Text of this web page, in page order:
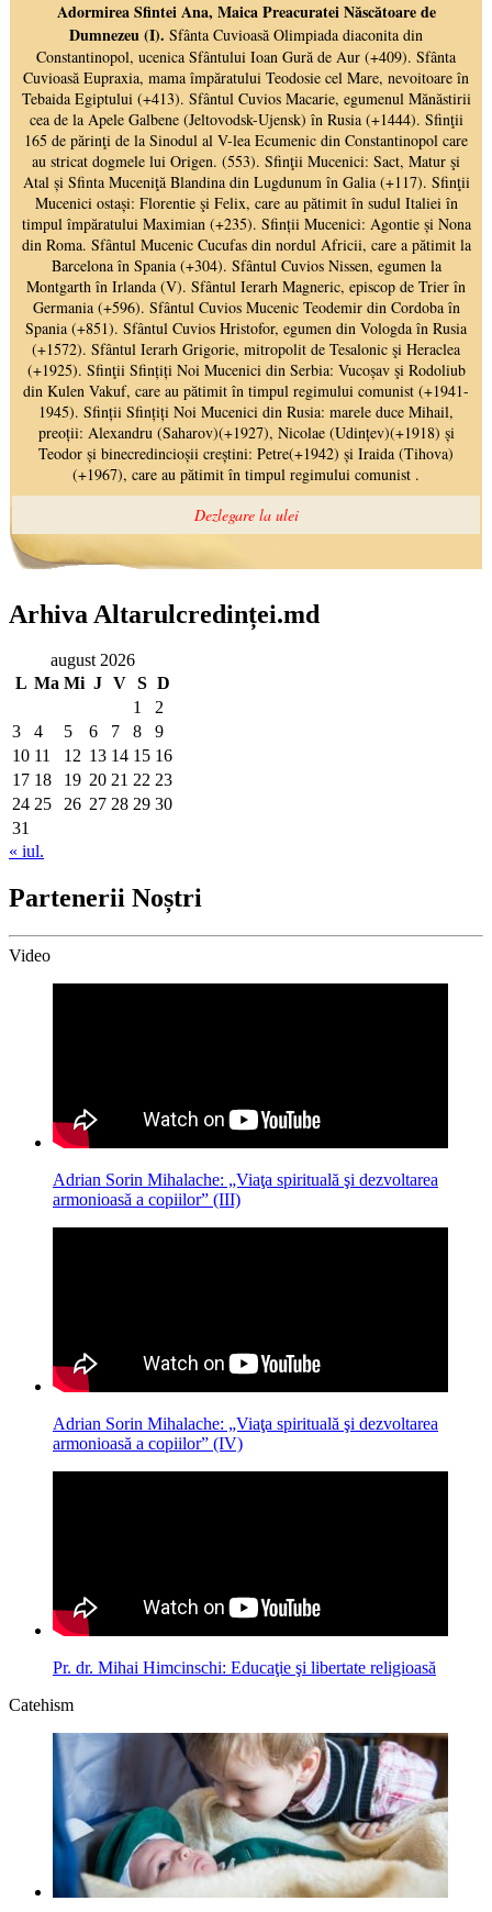
Arhiva Altarulcredinței.md
august 2026
L Ma Mi J V S D
1
2
3
4 5 6 7 8
9
10 11 12 13 14 15 16
17 18 19 20 21 22 23
24 25 26 27 28 29 30
31
« iul.
Partenerii Noștri
Video
Adrian Sorin Mihalache: „Viaţa spirituală şi dezvoltarea
armonioasă a copiilor” (III)
Adrian Sorin Mihalache: „Viaţa spirituală şi dezvoltarea
armonioasă a copiilor” (IV)
Pr. dr. Mihai Himcinschi: Educaţie şi libertate religioasă
Catehism